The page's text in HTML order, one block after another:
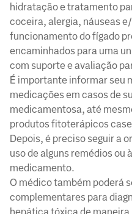
hidratação e tratamento
coceira, alergia, náuseas
funcionamento do fígado
encaminhados para uma
com suporte e avaliação
É importante informar seu
medicações em casos de
medicamentosa, até
produtos fitoterápicos
Depois, é preciso seguir a
uso de alguns remédios ou
medicamento.
O médico também poderá
complementares para